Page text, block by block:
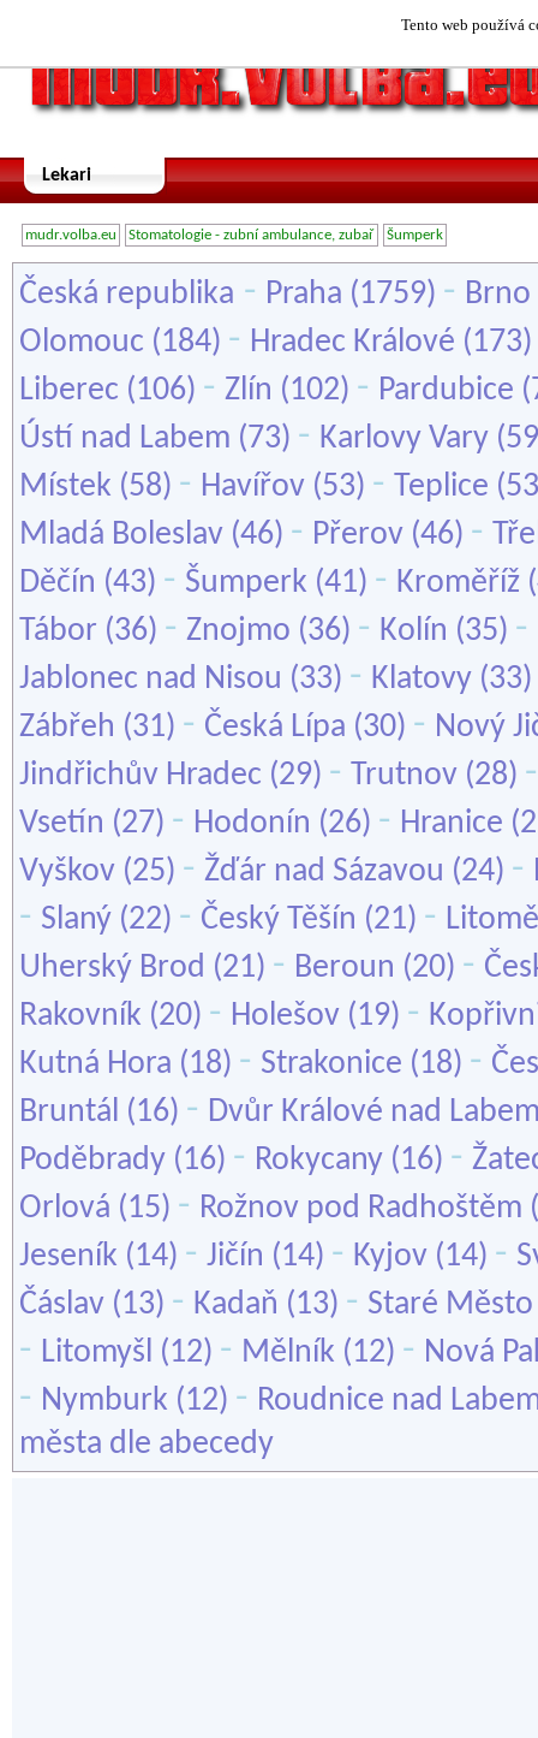
Tento web používá
Lekari
mudr.volba.eu Stomatologie - zubní ambulance, zubař Šumperk
Česká republika - Praha (1759) - Brno
Olomouc (184) - Hradec Králové (173)
Liberec (106) - Zlín (102) - Pardubice
Ústí nad Labem (73) - Karlovy Vary
Místek (58) - Havířov (53) - Teplice
Mladá Boleslav (46) - Přerov (46) -
Děčín (43) - Šumperk (41) - Kroměříž
Tábor (36) - Znojmo (36) - Kolín (35) -
Jablonec nad Nisou (33) - Klatovy (33)
Zábřeh (31) - Česká Lípa (30) - Nový
Jindřichův Hradec (29) - Trutnov (28)
Vsetín (27) - Hodonín (26) - Hranice
Vyškov (25) - Žďár nad Sázavou (24) -
- Slaný (22) - Český Těšín (21) -
Uherský Brod (21) - Beroun (20) -
Rakovník (20) - Holešov (19) -
Kutná Hora (18) - Strakonice (18) -
Bruntál (16) - Dvůr Králové nad
Poděbrady (16) - Rokycany (16) -
Orlová (15) - Rožnov pod Radhoštěm
Jeseník (14) - Jičín (14) - Kyjov (14) -
Čáslav (13) - Kadaň (13) - Staré Město
- Litomyšl (12) - Mělník (12) - Nová
- Nymburk (12) - Roudnice nad
města dle abecedy